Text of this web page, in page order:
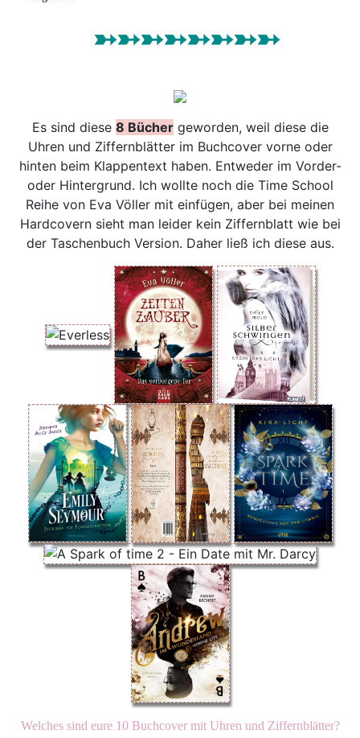
➳➳➳➳➳➳➳➳
Es sind diese 8 Büchergeworden, weil diese die
Uhren und Ziffernblätter im Buchcover vorne oder
hinten beim Klappentext haben. Entweder im Vorder-
oder Hintergrund. Ich wollte noch die Time School
Reihe von Eva Völler mit einfügen, aber bei meinen
Hardcovern sieht man leider kein Ziffernblatt wie bei
der Taschenbuch Version. Daher ließ ich diese aus.
Welches sind eure 10 Buchcover mit Uhren und Ziffernblätter?